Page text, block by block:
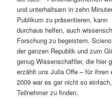
p
r
i
n
g
t
s
p
r
i
und unterhaltsam in zehn
Publikum zu präsentieren, kann
durchaus helfen, auch
Forschung zu begeistern.
der ganzen Republik und zum
genug Wissenschaftler, die hier
erzählt uns Julia Offe – für
2009 war es gar nicht so
Teilnehmer zu finden.